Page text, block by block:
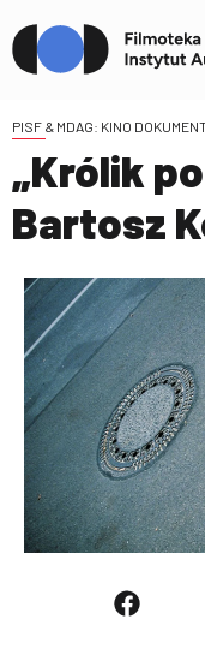
PISF & MDAG: KINO
„Królik
Bartosz